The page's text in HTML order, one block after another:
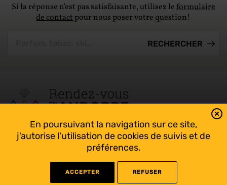
En poursuivant la navigation sur ce site,
j'autorise l'utilisation de cookies de suivis et de
préférences.
ACCEPTER REFUSER
Si la réponse n'est pas satisfaisante, utilisez leformulaire
de contactpour nous poser votre question!
Tout suivre sur l’Andorre!
Facebook